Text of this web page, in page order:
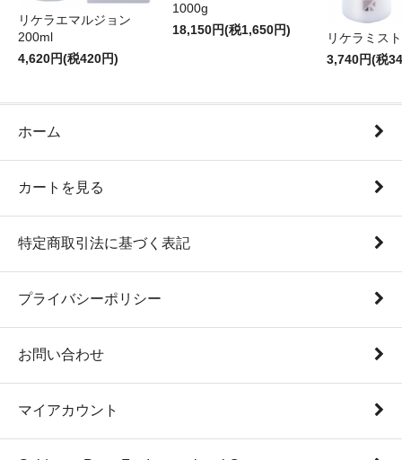
リケラエマルジョン
200ml
4,620円(税420円)
1000g
18,150円(税1,650円)
リケラミス
3,740円(税
ホーム
カートを見る
特定商取引法に基づく表記
プライバシーポリシー
お問い合わせ
マイアカウント